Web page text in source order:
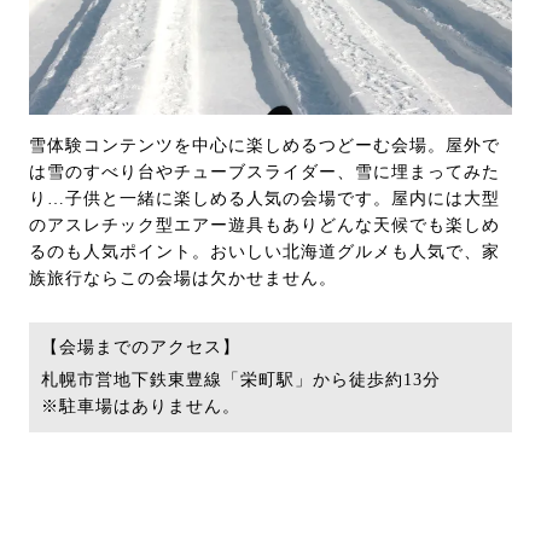
雪体験コンテンツを中心に楽しめるつどーむ会場。屋外で
は雪のすべり台やチューブスライダー、雪に埋まってみた
り…子供と一緒に楽しめる人気の会場です。屋内には大型
のアスレチック型エアー遊具もありどんな天候でも楽しめ
るのも人気ポイント。おいしい北海道グルメも人気で、家
族旅行ならこの会場は欠かせません。
【会場までのアクセス】
札幌市営地下鉄東豊線「栄町駅」から徒歩約13分
※駐車場はありません。